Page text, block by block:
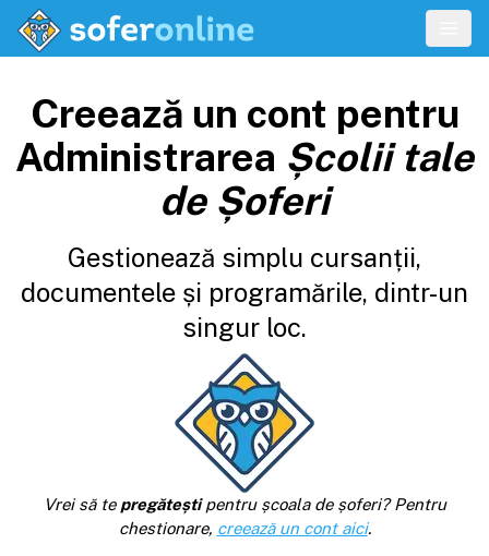
Creează un cont pentru
Administrarea Școlii tale
de Șoferi
Gestionează simplu cursanții,
documentele și programările, dintr-un
singur loc.
Vrei să te pregăteștipentru școala de șoferi? Pentru
chestionare, creează un cont aici.